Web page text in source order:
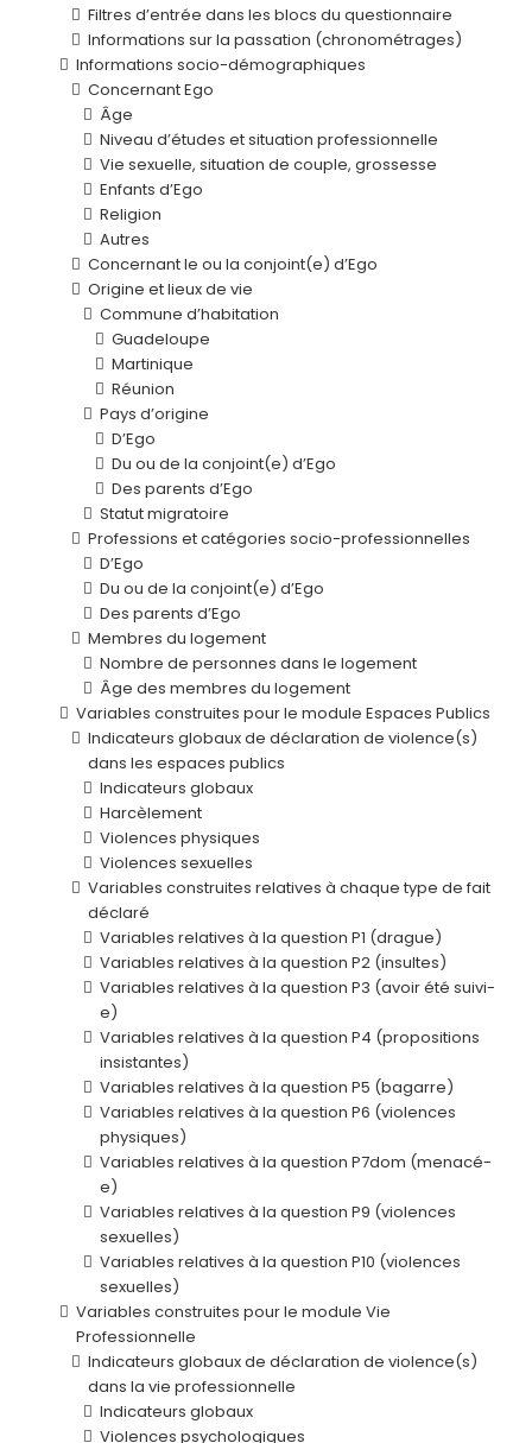
Filtres d’entrée dans les blocs du questionnaire
Informations sur la passation (chronométrages)
Informations socio-démographiques
Concernant Ego
Âge
Niveau d’études et situation professionnelle
Vie sexuelle, situation de couple, grossesse
Enfants d’Ego
Religion
Autres
Concernant le ou la conjoint(e) d’Ego
Origine et lieux de vie
Commune d’habitation
Guadeloupe
Martinique
Réunion
Pays d’origine
D’Ego
Du ou de la conjoint(e) d’Ego
Des parents d’Ego
Statut migratoire
Professions et catégories socio-professionnelles
D’Ego
Du ou de la conjoint(e) d’Ego
Des parents d’Ego
Membres du logement
Nombre de personnes dans le logement
Âge des membres du logement
Variables construites pour le module Espaces Publics
Indicateurs globaux de déclaration de violence(s)
dans les espaces publics
Indicateurs globaux
Harcèlement
Violences physiques
Violences sexuelles
Variables construites relatives à chaque type de fait
déclaré
Variables relatives à la question P1 (drague)
Variables relatives à la question P2 (insultes)
Variables relatives à la question P3 (avoir été suivi-
e)
Variables relatives à la question P4 (propositions
insistantes)
Variables relatives à la question P5 (bagarre)
Variables relatives à la question P6 (violences
physiques)
Variables relatives à la question P7dom (menacé-
e)
Variables relatives à la question P9 (violences
sexuelles)
Variables relatives à la question P10 (violences
sexuelles)
Variables construites pour le module Vie
Professionnelle
Indicateurs globaux de déclaration de violence(s)
dans la vie professionnelle
Indicateurs globaux
Violences psychologiques